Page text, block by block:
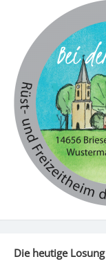
Die heutige Losung